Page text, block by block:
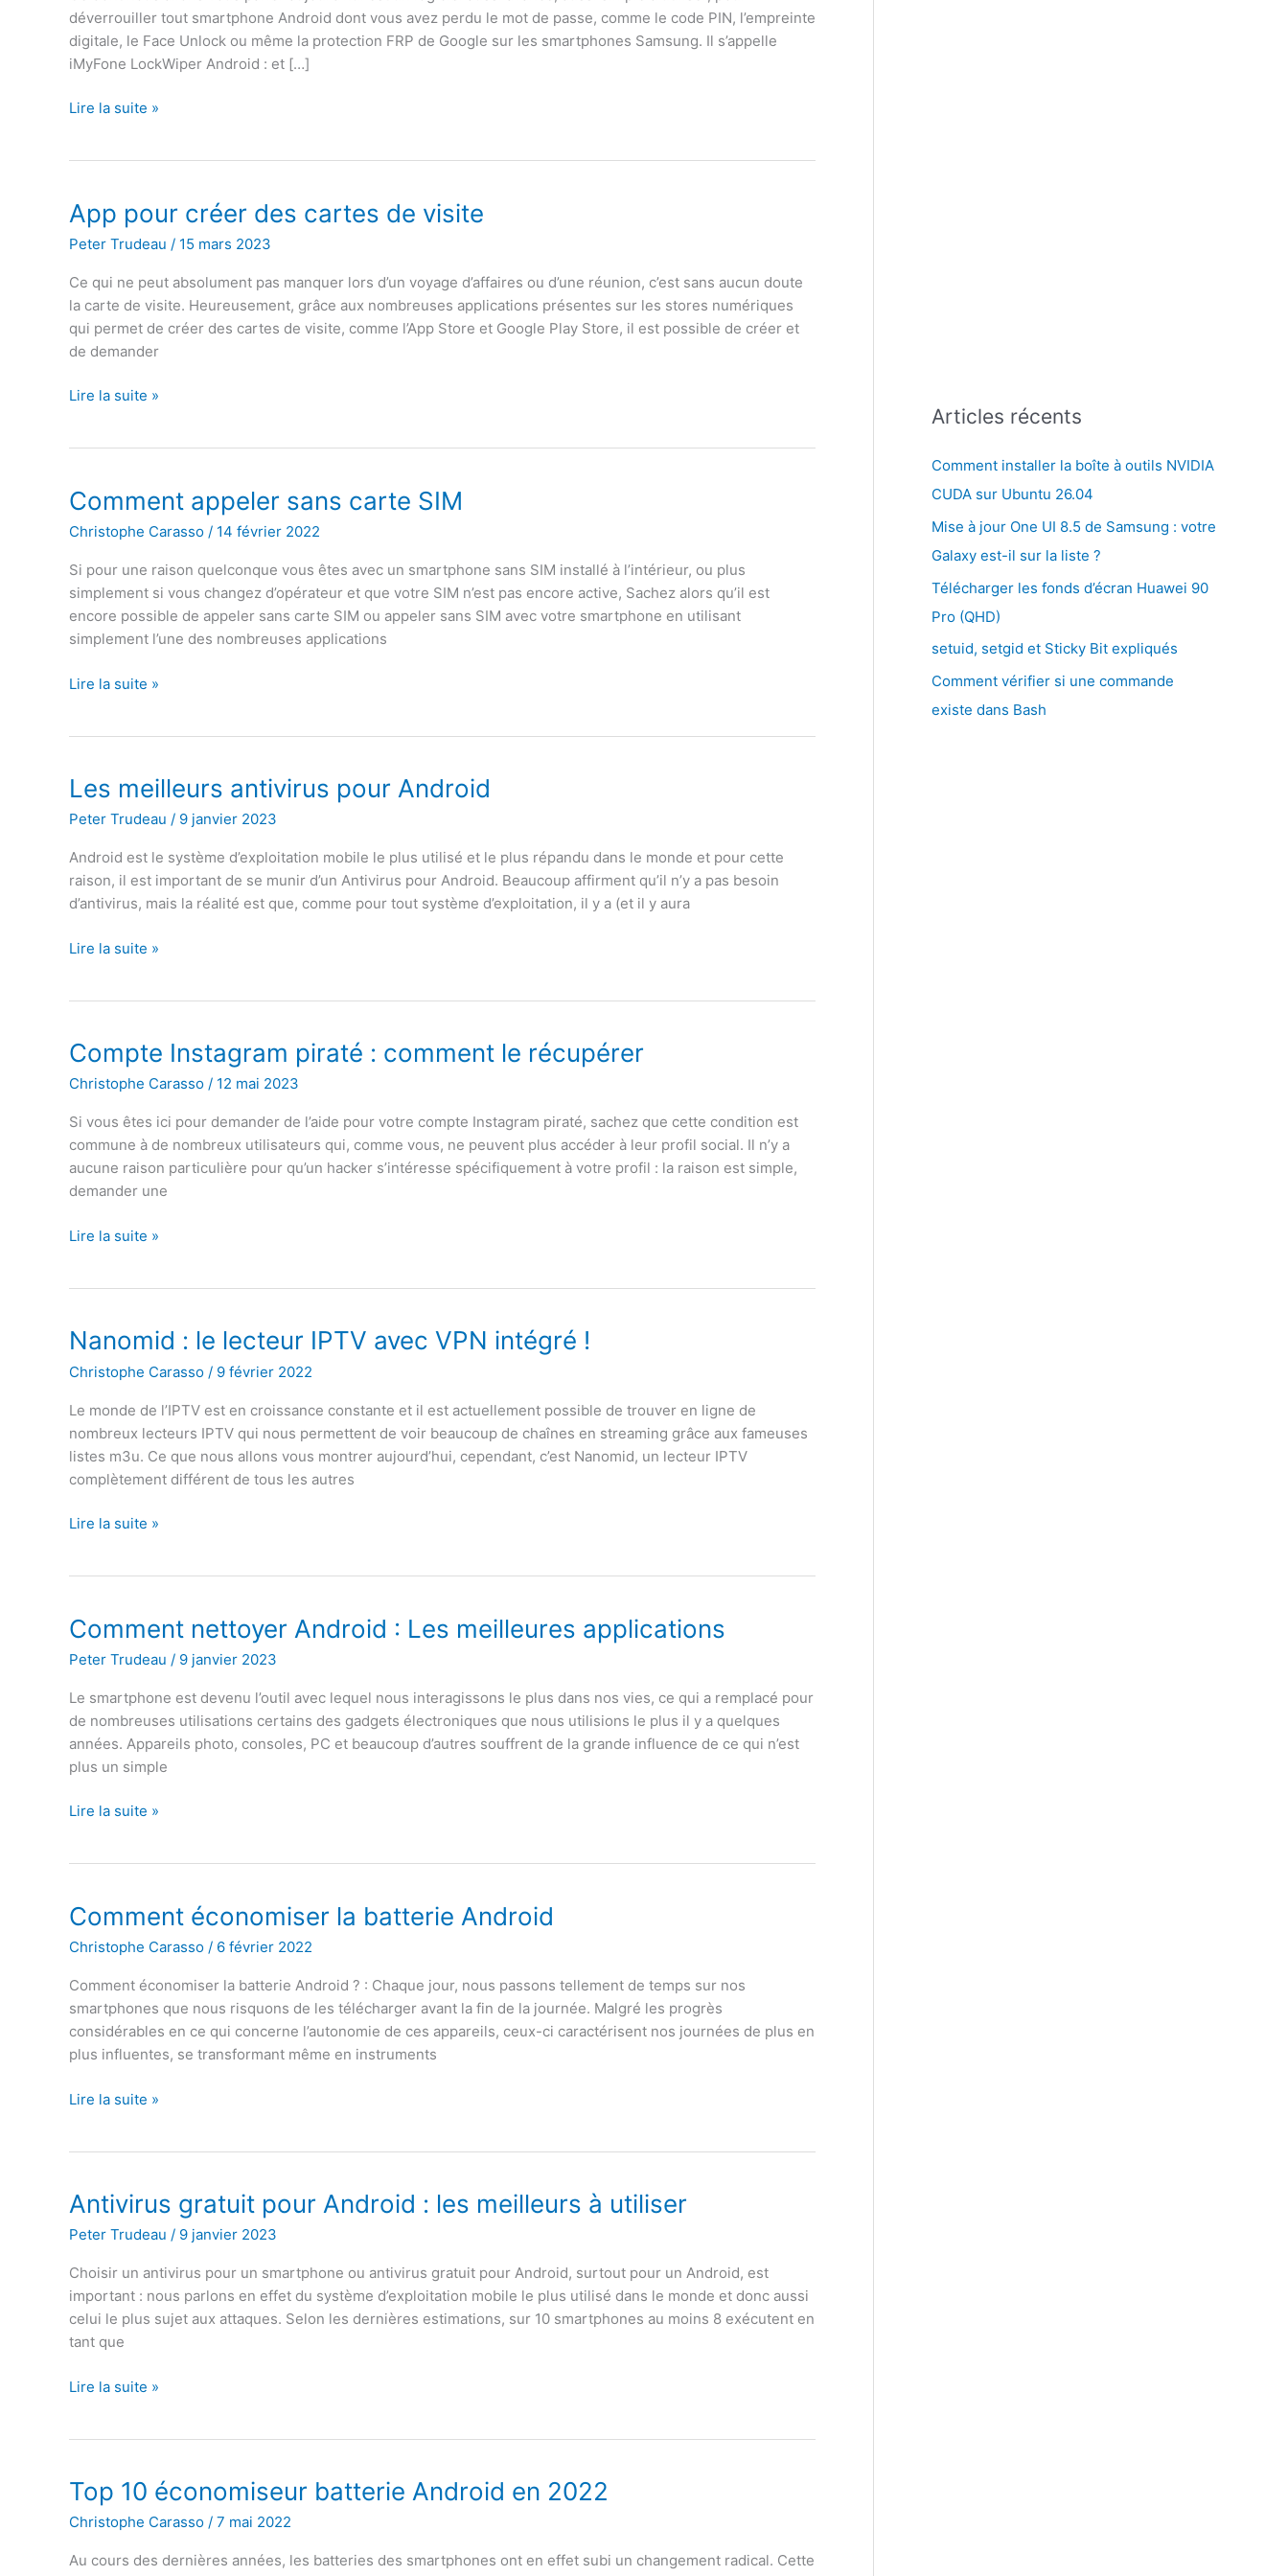
déverrouiller tout smartphone Android dont vous avez perdu le mot de passe, comme le code PIN, l’empreinte
digitale, le Face Unlock ou même la protection FRP de Google sur les smartphones Samsung. Il s’appelle
iMyFone LockWiper Android : et […]
iMyFone
passe
de
oublié
?
Lire la suite »
App pour créer des cartes de visite
Peter Trudeau / 15 mars 2023
Ce qui ne peut absolument pas manquer lors d’un voyage d’affaires ou d’une réunion, c’est sans aucun doute
la carte de visite. Heureusement, grâce aux nombreuses applications présentes sur les stores numériques
qui permet de créer des cartes de visite, comme l’App Store et Google Play Store, il est possible de créer et
de demander
App
cartes
de
visite
Lire la suite »
Comment appeler sans carte SIM
Christophe Carasso / 14 février 2022
Si pour une raison quelconque vous êtes avec un smartphone sans SIM installé à l’intérieur, ou plus
simplement si vous changez d’opérateur et que votre SIM n’est pas encore active, Sachez alors qu’il est
encore possible de appeler sans carte SIM ou appeler sans SIM avec votre smartphone en utilisant
simplement l’une des nombreuses applications
Comment
Lire la suite »
Les meilleurs antivirus pour Android
Peter Trudeau / 9 janvier 2023
Android est le système d’exploitation mobile le plus utilisé et le plus répandu dans le monde et pour cette
raison, il est important de se munir d’un Antivirus pour Android. Beaucoup affirment qu’il n’y a pas besoin
d’antivirus, mais la réalité est que, comme pour tout système d’exploitation, il y a (et il y aura
Les
Android
Lire la suite »
Compte Instagram piraté : comment le récupérer
Christophe Carasso / 12 mai 2023
Si vous êtes ici pour demander de l’aide pour votre compte Instagram piraté, sachez que cette condition est
commune à de nombreux utilisateurs qui, comme vous, ne peuvent plus accéder à leur profil social. Il n’y a
aucune raison particulière pour qu’un hacker s’intéresse spécifiquement à votre profil : la raison est simple,
demander une
Compte
comment
le
récupérer
Lire la suite »
Nanomid : le lecteur IPTV avec VPN intégré !
Christophe Carasso / 9 février 2022
Le monde de l’IPTV est en croissance constante et il est actuellement possible de trouver en ligne de
nombreux lecteurs IPTV qui nous permettent de voir beaucoup de chaînes en streaming grâce aux fameuses
listes m3u. Ce que nous allons vous montrer aujourd’hui, cependant, c’est Nanomid, un lecteur IPTV
complètement différent de tous les autres
Nanomid
IPTV
avec
VPN
!
Lire la suite »
Comment nettoyer Android : Les meilleures applications
Peter Trudeau / 9 janvier 2023
Le smartphone est devenu l’outil avec lequel nous interagissons le plus dans nos vies, ce qui a remplacé pour
de nombreuses utilisations certains des gadgets électroniques que nous utilisions le plus il y a quelques
années. Appareils photo, consoles, PC et beaucoup d’autres souffrent de la grande influence de ce qui n’est
plus un simple
Comment
Les
meilleures
applications
Lire la suite »
Comment économiser la batterie Android
Christophe Carasso / 6 février 2022
Comment économiser la batterie Android ? : Chaque jour, nous passons tellement de temps sur nos
smartphones que nous risquons de les télécharger avant la fin de la journée. Malgré les progrès
considérables en ce qui concerne l’autonomie de ces appareils, ceux-ci caractérisent nos journées de plus en
plus influentes, se transformant même en instruments
Comment
Android
Lire la suite »
Antivirus gratuit pour Android : les meilleurs à utiliser
Peter Trudeau / 9 janvier 2023
Choisir un antivirus pour un smartphone ou antivirus gratuit pour Android, surtout pour un Android, est
important : nous parlons en effet du système d’exploitation mobile le plus utilisé dans le monde et donc aussi
celui le plus sujet aux attaques. Selon les dernières estimations, sur 10 smartphones au moins 8 exécutent en
tant que
Antivirus
les
meilleurs
utiliser
Lire la suite »
Top 10 économiseur batterie Android en 2022
Christophe Carasso / 7 mai 2022
Au cours des dernières années, les batteries des smartphones ont en effet subi un changement radical. Cette
Articles récents
Comment installer la boîte à outils NVIDIA
CUDA sur Ubuntu 26.04
Mise à jour One UI 8.5 de Samsung : votre
Galaxy est-il sur la liste ?
Télécharger les fonds d’écran Huawei 90
Pro (QHD)
setuid, setgid et Sticky Bit expliqués
Comment vérifier si une commande
existe dans Bash